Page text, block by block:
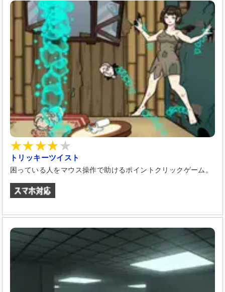
トリッキーツイスト
困っている人をマウス操作で助けるポイントクリックゲーム。